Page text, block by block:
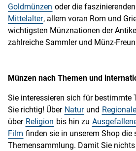
Goldmünzen oder die
Mittelalter, allem voran Rom und
wichtigsten Münznationen der
zahlreiche Sammler und Münz-
Münzen nach Themen und
Sie interessieren sich für bestimmte
Sie richtig! Über Natur und
über Religion bis hin zu
Film finden sie in unserem Shop die
Themensammlung. Damit Sie